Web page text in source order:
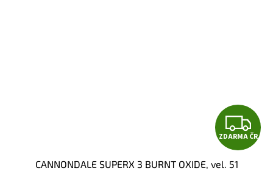
Z
D
ZDARMA ČR
CANNONDALE SUPERX 3 BURNT OXIDE, vel. 51